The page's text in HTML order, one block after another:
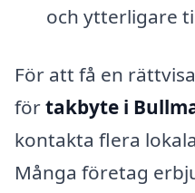
och ytterligare
För att få en
förtakbyte i
kontakta flera
Många företag